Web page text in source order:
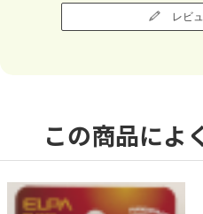
レビ
この商品によ